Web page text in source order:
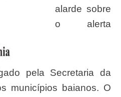
alarde sobre
o alerta
pela Secretaria da
municípios baianos. O